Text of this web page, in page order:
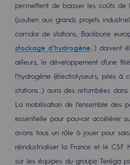
Objectif
Objectif
Objectif
Objectif
Objectif
Partenariats et
Newsroom
permettent de baisser les coûts de
(soutien aux grands projets
corridor de stations, Backbone
stockage d’hydrogène …) doivent
ailleurs, le développement d’une
l’hydrogène (électrolyseurs, piles à
stations…) aura des retombées
La mobilisation de l’ensemble des
essentielle pour pouvoir accélérer
avons tous un rôle à jouer pour
réindustrialiser la France et le CSF
sur les équipes du groupe Teréga